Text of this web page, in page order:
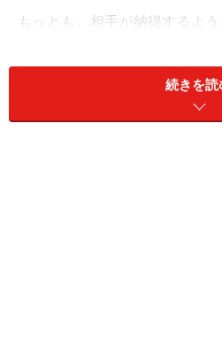
もっとも、相手が納得するよ
えるのかは考えるべきかもしれ
他に好きな人ができた
続きを読